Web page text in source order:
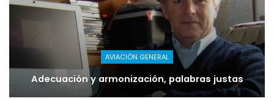
AVIACIÓN GENERAL
Adecuación y armonización, palabras justas